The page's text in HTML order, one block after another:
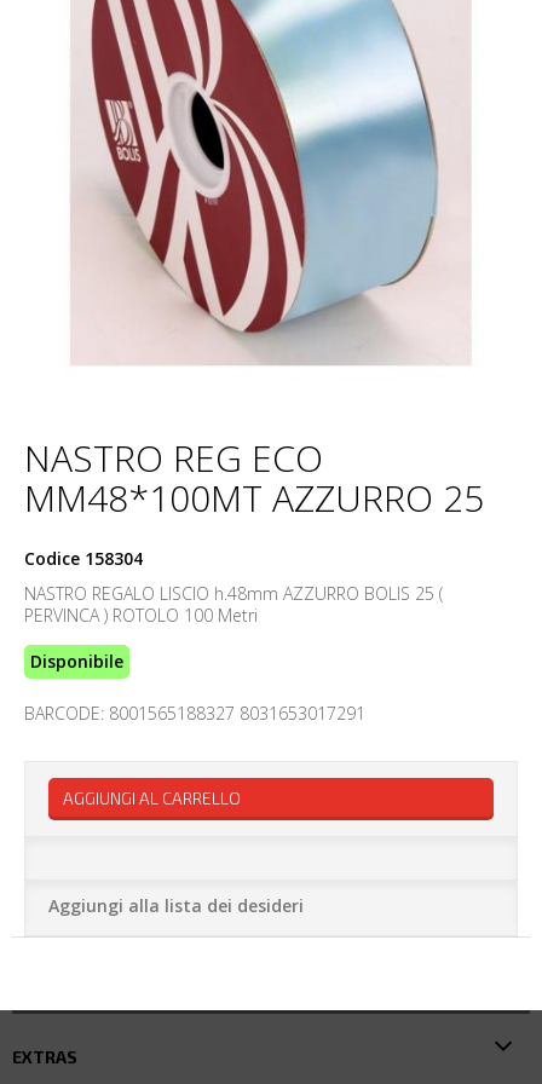
NASTRO REG ECO
MM48*100MT AZZURRO 25
Codice 158304
NASTRO REGALO LISCIO h.48mm AZZURRO BOLIS 25 (
PERVINCA ) ROTOLO 100 Metri
Disponibile
BARCODE: 8001565188327 8031653017291
AGGIUNGI AL CARRELLO
Aggiungi alla lista dei desideri
EXTRAS